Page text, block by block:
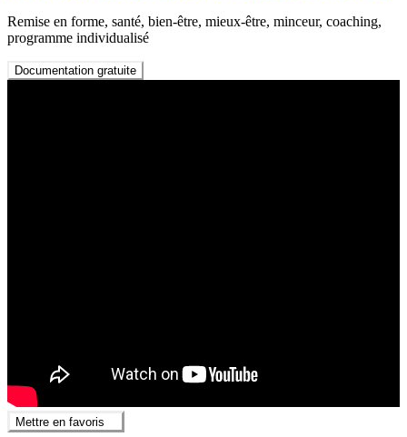
Remise en forme, santé, bien-être, mieux-être, minceur, coaching,
programme individualisé
Documentation gratuite
Mettre en favoris